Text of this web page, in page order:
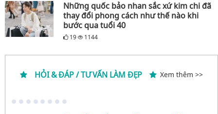
Những quốc bảo nhan sắc xứ kim chi đã
thay đổi phong cách như thế nào khi
bước qua tuổi 40
19 1144
HỎI & ĐÁP / TƯ VẤN LÀM ĐẸP Xem thêm >>